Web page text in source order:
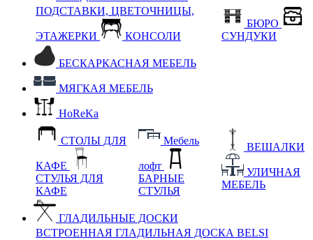
ПОДСТАВКИ, ЦВЕТОЧНИЦЫ,
ЭТАЖЕРКИ КОНСОЛИ
БЮРО
СУНДУКИ
БЕСКАРКАСНАЯ МЕБЕЛЬ
МЯГКАЯ МЕБЕЛЬ
HoReKa
СТОЛЫ ДЛЯ
КАФЕ
СТУЛЬЯ ДЛЯ
КАФЕ
Мебель
лофт
БАРНЫЕ
СТУЛЬЯ
ВЕШАЛКИ
УЛИЧНАЯ
МЕБЕЛЬ
ГЛАДИЛЬНЫЕ ДОСКИ
ВСТРОЕННАЯ ГЛАДИЛЬНАЯ ДОСКА BELSI